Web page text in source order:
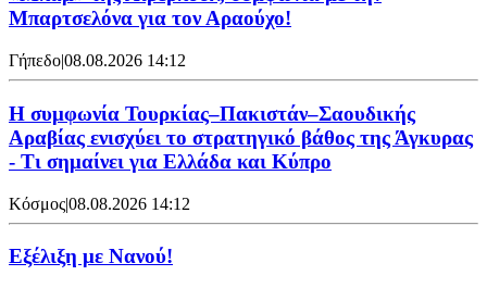
Μπαρτσελόνα για τον Αραούχο!
Γήπεδο|08.08.2026 14:12
Η συμφωνία Τουρκίας–Πακιστάν–Σαουδικής
Αραβίας ενισχύει το στρατηγικό βάθος της Άγκυρας
- Τι σημαίνει για Ελλάδα και Κύπρο
Κόσμος|08.08.2026 14:12
Εξέλιξη με Νανού!